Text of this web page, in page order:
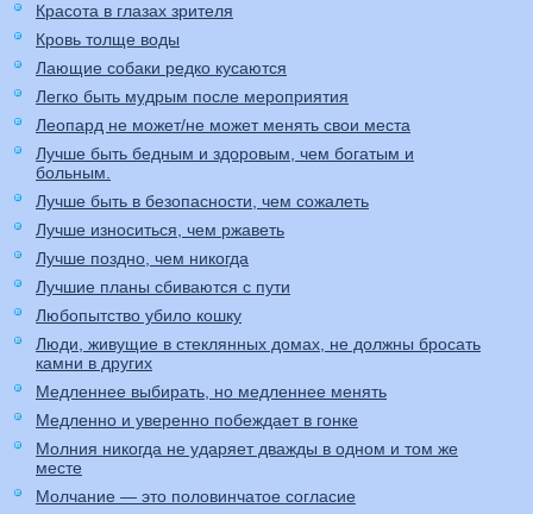
Красота в глазах зрителя
Кровь толще воды
Лающие собаки редко кусаются
Легко быть мудрым после мероприятия
Леопард не может/не может менять свои места
Лучше быть бедным и здоровым, чем богатым и
больным.
Лучше быть в безопасности, чем сожалеть
Лучше износиться, чем ржаветь
Лучше поздно, чем никогда
Лучшие планы сбиваются с пути
Любопытство убило кошку
Люди, живущие в стеклянных домах, не должны бросать
камни в других
Медленнее выбирать, но медленнее менять
Медленно и уверенно побеждает в гонке
Молния никогда не ударяет дважды в одном и том же
месте
Молчание — это половинчатое согласие